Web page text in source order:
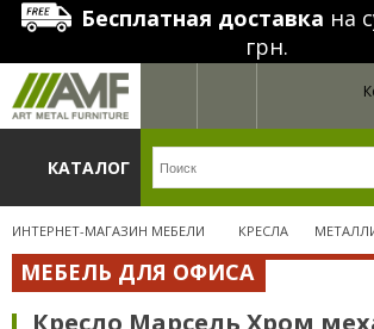
Бесплатная доставка на
грн.
КАТАЛОГ
ИНТЕРНЕТ-МАГАЗИН МЕБЕЛИ КРЕСЛА
МЕБЕЛЬ ДЛЯ ОФИСА
Кресло Марсель Хром